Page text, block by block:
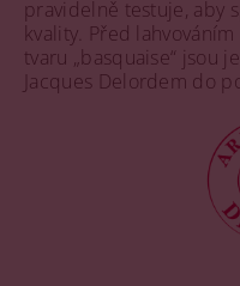
pravidelně testuje, aby
kvality. Před
tvaru „basquaise“ jsou
Jacques Delordem do